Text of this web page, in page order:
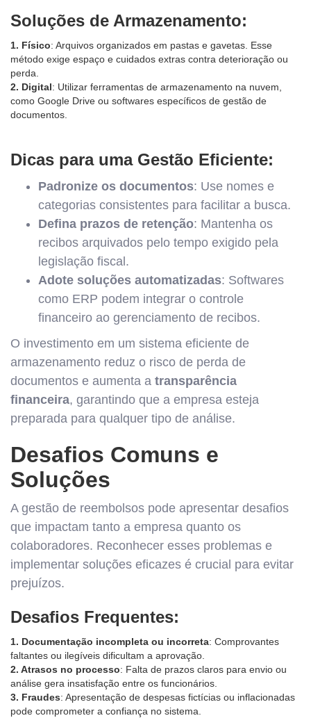
Soluções de Armazenamento:
1. Físico: Arquivos organizados em pastas e gavetas. Esse
método exige espaço e cuidados extras contra deterioração ou
perda.
2. Digital: Utilizar ferramentas de armazenamento na nuvem,
como Google Drive ou softwares específicos de gestão de
documentos.
Dicas para uma Gestão Eficiente:
Padronize os documentos: Use nomes e
categorias consistentes para facilitar a busca.
Defina prazos de retenção: Mantenha os
recibos arquivados pelo tempo exigido pela
legislação fiscal.
Adote soluções automatizadas: Softwares
como ERP podem integrar o controle
financeiro ao gerenciamento de recibos.
O investimento em um sistema eficiente de
armazenamento reduz o risco de perda de
documentos e aumenta a transparência
financeira, garantindo que a empresa esteja
preparada para qualquer tipo de análise.
Desafios Comuns e
Soluções
A gestão de reembolsos pode apresentar desafios
que impactam tanto a empresa quanto os
colaboradores. Reconhecer esses problemas e
implementar soluções eficazes é crucial para evitar
prejuízos.
Desafios Frequentes:
1. Documentação incompleta ou incorreta: Comprovantes
faltantes ou ilegíveis dificultam a aprovação.
2. Atrasos no processo: Falta de prazos claros para envio ou
análise gera insatisfação entre os funcionários.
3. Fraudes: Apresentação de despesas fictícias ou inflacionadas
pode comprometer a confiança no sistema.